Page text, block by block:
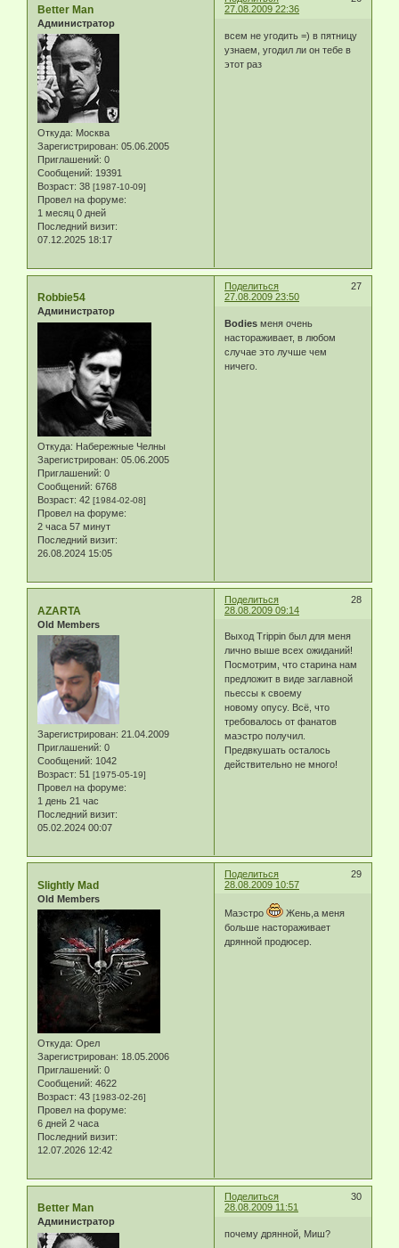
27.08.2009 22:36
Better Man
Администратор
Откуда: Москва
Зарегистрирован: 05.06.2005
Приглашений: 0
Сообщений: 19391
Возраст: 38 [1987-10-09]
Провел на форуме:
1 месяц 0 дней
Последний визит:
07.12.2025 18:17
всем не угодить =) в пятницу
узнаем, угодил ли он тебе в
этот раз
Поделиться
27
27.08.2009 23:50
Robbie54
Администратор
Откуда: Набережные Челны
Зарегистрирован: 05.06.2005
Приглашений: 0
Сообщений: 6768
Возраст: 42 [1984-02-08]
Провел на форуме:
2 часа 57 минут
Последний визит:
26.08.2024 15:05
Bodies меня очень
настораживает, в любом
случае это лучше чем
ничего.
Поделиться
28
28.08.2009 09:14
AZARTA
Old Members
Зарегистрирован: 21.04.2009
Приглашений: 0
Сообщений: 1042
Возраст: 51 [1975-05-19]
Провел на форуме:
1 день 21 час
Последний визит:
05.02.2024 00:07
Выход Trippin был для меня
лично выше всех ожиданий!
Посмотрим, что старина нам
предложит в виде заглавной
пьессы к своему
новому опусу. Всё, что
требовалось от фанатов
маэстро получил.
Предвкушать осталось
действительно не много!
Поделиться
29
28.08.2009 10:57
Slightly Mad
Old Members
Откуда: Орел
Зарегистрирован: 18.05.2006
Приглашений: 0
Сообщений: 4622
Возраст: 43 [1983-02-26]
Провел на форуме:
6 дней 2 часа
Последний визит:
12.07.2026 12:42
Маэстро
Жень,а меня
больше настораживает
дрянной продюсер.
Поделиться
30
28.08.2009 11:51
Better Man
Администратор
почему дрянной, Миш?